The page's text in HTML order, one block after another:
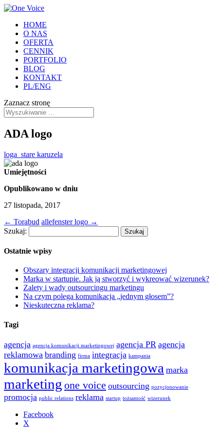
HOME
O NAS
OFERTA
CENNIK
PORTFOLIO
BLOG
KONTAKT
PL/ENG
Zaznacz stronę
ADA logo
loga_stare karuzela
Umiejętności
Opublikowano w dniu
27 listopada, 2017
← Torabud allefenster logo →
Szukaj:
Ostatnie wpisy
Obszary integracji komunikacji marketingowej
Marka w startupie. Jak ją stworzyć i wykreować wizerunek?
Zalety i wady outsourcingu marketingu
Na czym polega komunikacja „jednym głosem”?
Nieskuteczna reklama?
Tagi
agencja agencja komunikacji marketingowej agencja PR agencja
reklamowa branding firma integracja kampania
komunikacja marketingowa marka
marketing one voice outsourcing pozycjonowanie
promocja public relations reklama startup tożsamość wizerunek
Facebook
X